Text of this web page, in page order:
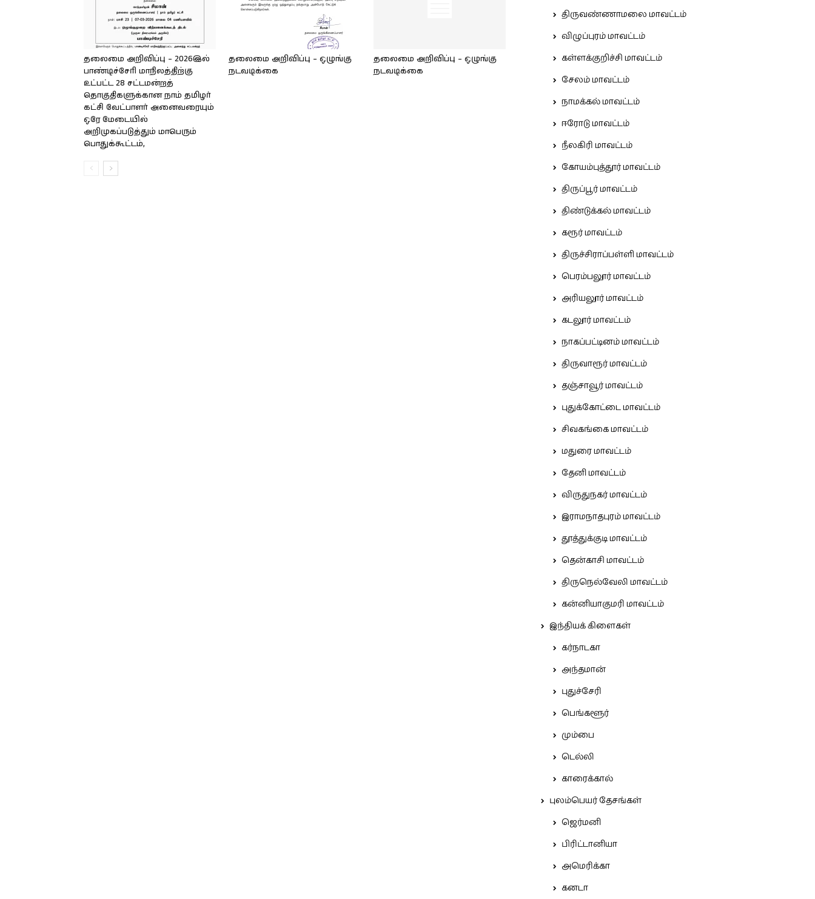
தலைமை அறிவிப்பு – 2026இல்
பாண்டிச்சேரி மாநிலத்திற்கு
உட்பட்ட 28 சட்டமன்றத்
தொகுதிகளுக்கான நாம் தமிழர்
கட்சி வேட்பாளர் அனைவரையும்
ஒரே மேடையில்
அறிமுகப்படுத்தும் மாபெரும்
பொதுக்கூட்டம்,
தலைமை அறிவிப்பு – ஒழுங்கு
நடவடிக்கை
தலைமை அறிவிப்பு – ஒழுங்கு
நடவடிக்கை
திருவண்ணாமலை மாவட்டம்
விழுப்புரம் மாவட்டம்
கள்ளக்குறிச்சி மாவட்டம்
சேலம் மாவட்டம்
நாமக்கல் மாவட்டம்
ஈரோடு மாவட்டம்
நீலகிரி மாவட்டம்
கோயம்புத்தூர் மாவட்டம்
திருப்பூர் மாவட்டம்
திண்டுக்கல் மாவட்டம்
கரூர் மாவட்டம்
திருச்சிராப்பள்ளி மாவட்டம்
பெரம்பலூர் மாவட்டம்
அரியலூர் மாவட்டம்
கடலூர் மாவட்டம்
நாகப்பட்டினம் மாவட்டம்
திருவாரூர் மாவட்டம்
தஞ்சாவூர் மாவட்டம்
புதுக்கோட்டை மாவட்டம்
சிவகங்கை மாவட்டம்
மதுரை மாவட்டம்
தேனி மாவட்டம்
விருதுநகர் மாவட்டம்
இராமநாதபுரம் மாவட்டம்
தூத்துக்குடி மாவட்டம்
தென்காசி மாவட்டம்
திருநெல்வேலி மாவட்டம்
கன்னியாகுமரி மாவட்டம்
இந்தியக் கிளைகள்
கர்நாடகா
அந்தமான்
புதுச்சேரி
பெங்களூர்
மும்பை
டெல்லி
காரைக்கால்
புலம்பெயர் தேசங்கள்
ஜெர்மனி
பிரிட்டானியா
அமெரிக்கா
கனடா